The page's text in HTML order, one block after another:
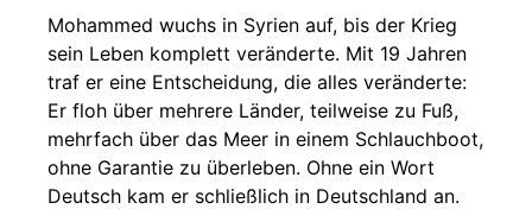
Mohammed wuchs in Syrien auf, bis der Krieg
sein Leben komplett veränderte. Mit 19 Jahren
traf er eine Entscheidung, die alles veränderte:
Er floh über mehrere Länder, teilweise zu Fuß,
mehrfach über das Meer in einem Schlauchboot,
ohne Garantie zu überleben. Ohne ein Wort
Deutsch kam er schließlich in Deutschland an.